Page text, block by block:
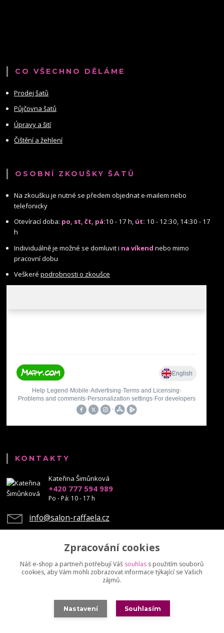
CO VŠECHNO DĚLÁME
Prodej šatů
Půjčovna šatů
Úpravy a šití
Čištění a žehlení
OSOBNÍ ZKOUŠKY ŠATŮ
Na zkoušku je nutné se předem objednat e-mailem nebo
telefonicky
Otevírací doba: po, st, čt, pá:10 - 17 h, út: 10 - 12:30, 14:30 - 17
h
Individuálně je možné se domluvit i na víkend nebo mimo
pracovní dobu
Veškerépodrobnosti o zkoušce
KONTAKTY
Kateřina Šimůnková
+420 777 594 989
Po - Pá: 10 - 17 h
info@salon-raffaela.cz
Upravit sběr cookies.
© Mgr. Kateřina Šimůnková, 2023 - další šíření našich fotek je chráněno
autorskými právy
Zpracování cookies
Náš e-shop a partneři potřebují Váš souhlas s použitím souborů
cookies, aby Vám mohli zobrazovat informace týkající se Vašich
zájmů.
Nastavení Souhlasím